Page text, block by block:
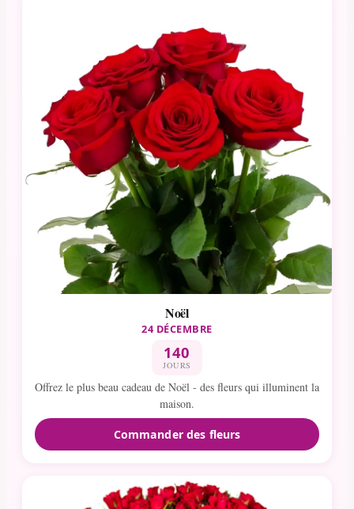
Noël
24 DÉCEMBRE
140
JOURS
Offrez le plus beau cadeau de Noël - des fleurs qui illuminent la
maison.
Commander des fleurs